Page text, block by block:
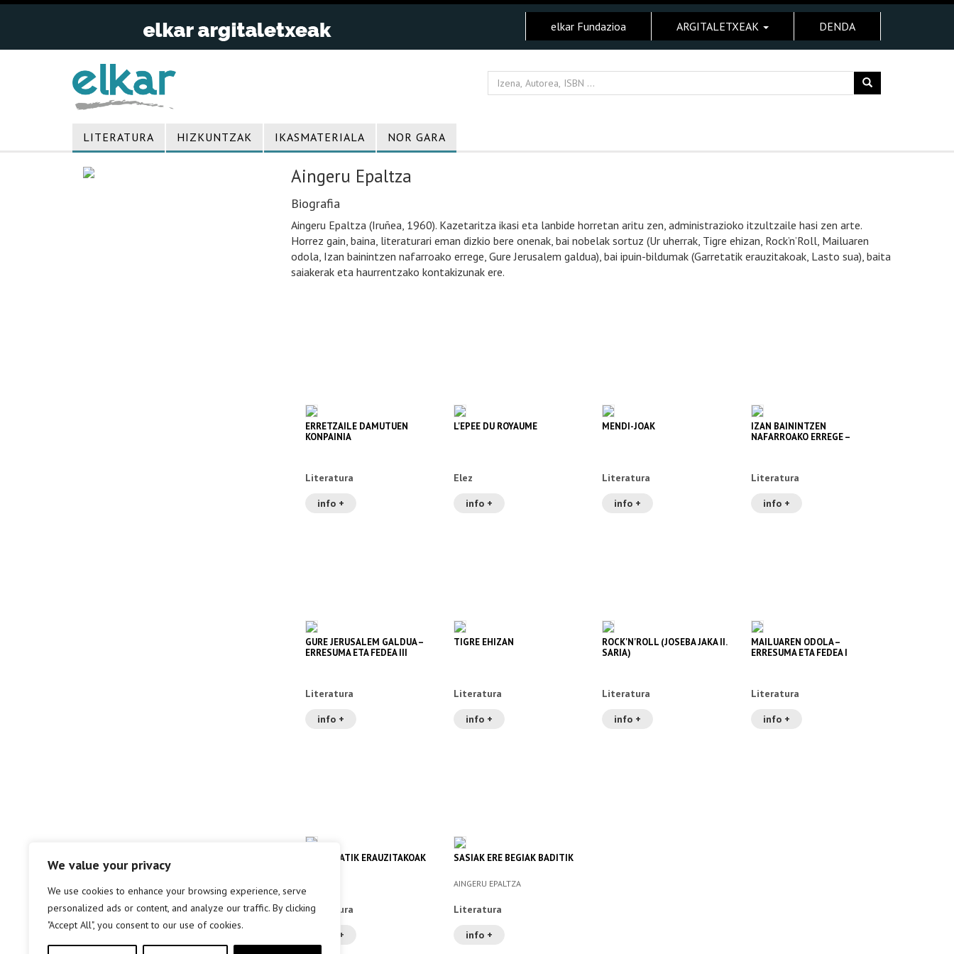
We value your privacy
We use cookies to enhance your browsing experience, serve
personalized ads or content, and analyze our traffic. By clicking
"Accept All", you consent to our use of cookies.
elkar Fundazioa ARGITALETXEAK DENDA
LITERATURA HIZKUNTZAK IKASMATERIALA NOR GARA
Aingeru Epaltza
Biografia
Aingeru Epaltza (Iruñea, 1960). Kazetaritza ikasi eta lanbide horretan aritu zen, administrazioko itzultzaile hasi zen arte.
Horrez gain, baina, literaturari eman dizkio bere onenak, bai nobelak sortuz (Ur uherrak, Tigre ehizan, Rock’n’Roll, Mailuaren
odola, Izan bainintzen nafarroako errege, Gure Jerusalem galdua), bai ipuin-bildumak (Garretatik erauzitakoak, Lasto sua), baita
saiakerak eta haurrentzako kontakizunak ere.
ERRETZAILE DAMUTUEN
KONPAINIA
Literatura
info +
L'EPEE DU ROYAUME
Elez
info +
MENDI-JOAK
Literatura
info +
IZAN BAININTZEN
NAFARROAKO ERREGE –
Literatura
info +
GURE JERUSALEM GALDUA –
ERRESUMA ETA FEDEA III
Literatura
info +
TIGRE EHIZAN
Literatura
info +
ROCK'N'ROLL (JOSEBA JAKA II.
SARIA)
Literatura
info +
MAILUAREN ODOLA –
ERRESUMA ETA FEDEA I
Literatura
info +
GARRETATIK ERAUZITAKOAK
Literatura
info +
SASIAK ERE BEGIAK BADITIK
AINGERU EPALTZA
Literatura
info +